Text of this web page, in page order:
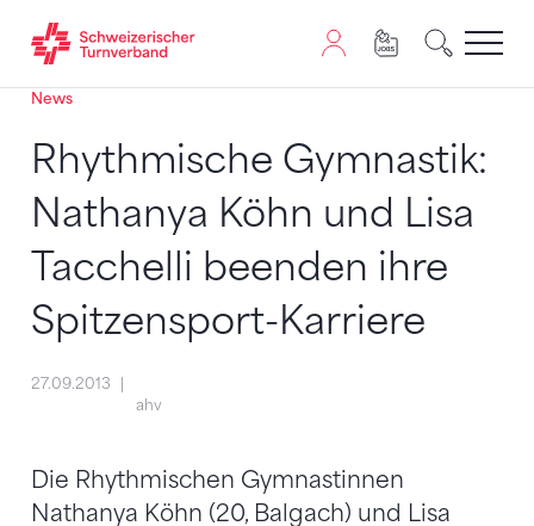
Zum Inhalt springen
Zur Sitemap navigieren
Zum Navigieren dieser Seite wird JavaScript benötigt.
News
Rhythmische Gymnastik:
Nathanya Köhn und Lisa
Tacchelli beenden ihre
Spitzensport-Karriere
27.09.2013
ahv
Die Rhythmischen Gymnastinnen
Nathanya Köhn (20, Balgach) und Lisa